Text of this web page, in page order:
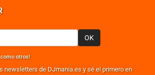
OK
otros!
newsletters de DJmania.es y sé el primero en